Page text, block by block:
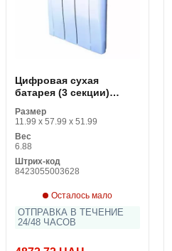
Цифровая сухая
батарея (3 секции)
Белый
Размер
11.99 x 57.99 x 51.99
Вес
6.88
Штрих-код
8423055003628
Осталось мало
ОТПРАВКА В ТЕЧЕНИЕ
24/48 ЧАСОВ